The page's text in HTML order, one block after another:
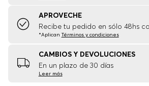
APROVECHE
Recibe tu pedido en sólo 48hs
*Aplican Términos y condiciones
CAMBIOS Y DEVOLUCIONES
En un plazo de 30 días
Leer más